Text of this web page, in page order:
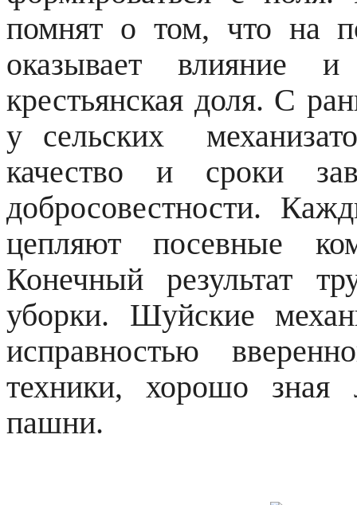
помнят о том, что на
оказывает влияние
крестьянская доля. С
у сельских
качество и сроки
добросовестности.
цепляют посевные
Конечный результат
уборки. Шуйские
исправностью
техники, хорошо
пашни.